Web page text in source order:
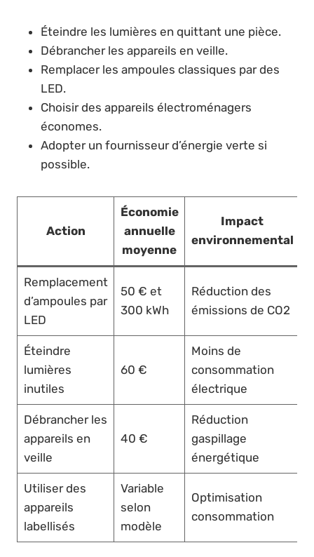
Éteindre les lumières en quittant une pièce.
Débrancher les appareils en veille.
Remplacer les ampoules classiques par des
LED.
Choisir des appareils électroménagers
économes.
Adopter un fournisseur d’énergie verte si
possible.
Action
Économie
annuelle
moyenne
Impact
environnemental
Remplacement
d’ampoules par
LED
50 € et
300 kWh
Réduction des
émissions de CO2
Éteindre
lumières
inutiles
60 €
Moins de
consommation
électrique
Débrancher les
appareils en
veille
40 €
Réduction
gaspillage
énergétique
Utiliser des
appareils
labellisés
Variable
selon
modèle
Optimisation
consommation